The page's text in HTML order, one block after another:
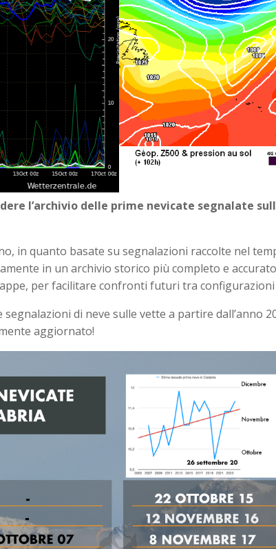
l’archivio delle prime nevicate segnalate
in quanto basate su segnalazioni raccolte nel
in un archivio storico più completo e
per facilitare confronti futuri tra
di neve sulle vette a partire dall’anno
aggiornato!